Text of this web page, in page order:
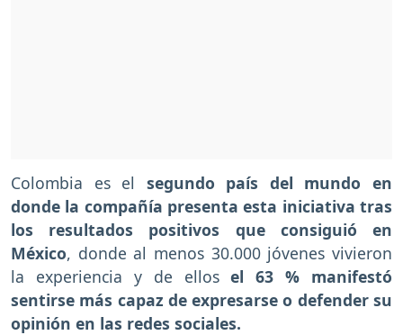
Colombia es el segundo país del mundo en
donde la compañía presenta esta iniciativa tras
los resultados positivos que consiguió en
México, donde al menos 30.000 jóvenes vivieron
la experiencia y de ellosel 63 % manifestó
sentirse más capaz de expresarse o defender su
opinión en las redes sociales.